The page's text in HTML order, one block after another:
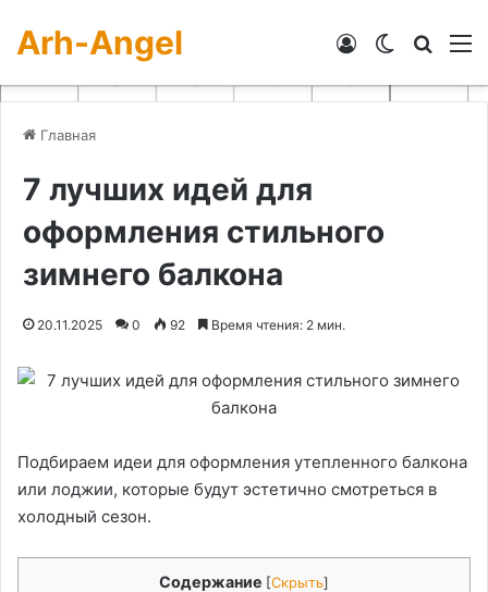
Arh-Angel Switch skin
Войти
Главная
7 лучших идей для
оформления стильного
зимнего балкона
20.11.2025 0 92 Время чтения: 2 мин.
Подбираем идеи для оформления утепленного балкона
или лоджии, которые будут эстетично смотреться в
холодный сезон.
Содержание [Скрыть]